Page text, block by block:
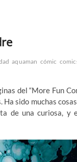
aquaman cómic
del “More Fun
sido muchas
de una curiosa, y